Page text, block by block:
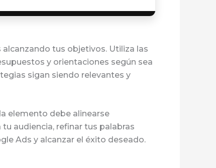
tus objetivos. Utiliza las
y orientaciones según sea
sigan siendo relevantes y
elemento debe alinearse
audiencia, refinar tus palabras
Ads y alcanzar el éxito deseado.